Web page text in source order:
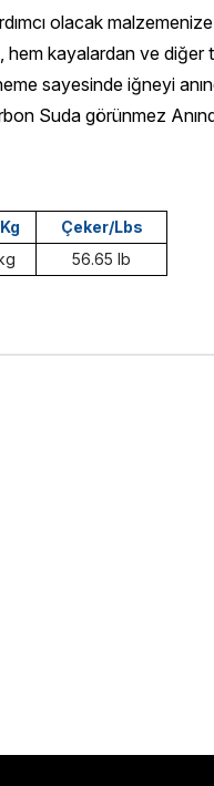
olacak
kayalardan ve
sayesinde iğneyi
Suda görünmez
Çeker/Lbs
56.65 lb